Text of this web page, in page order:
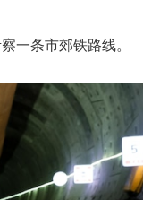
一条市郊铁路线。